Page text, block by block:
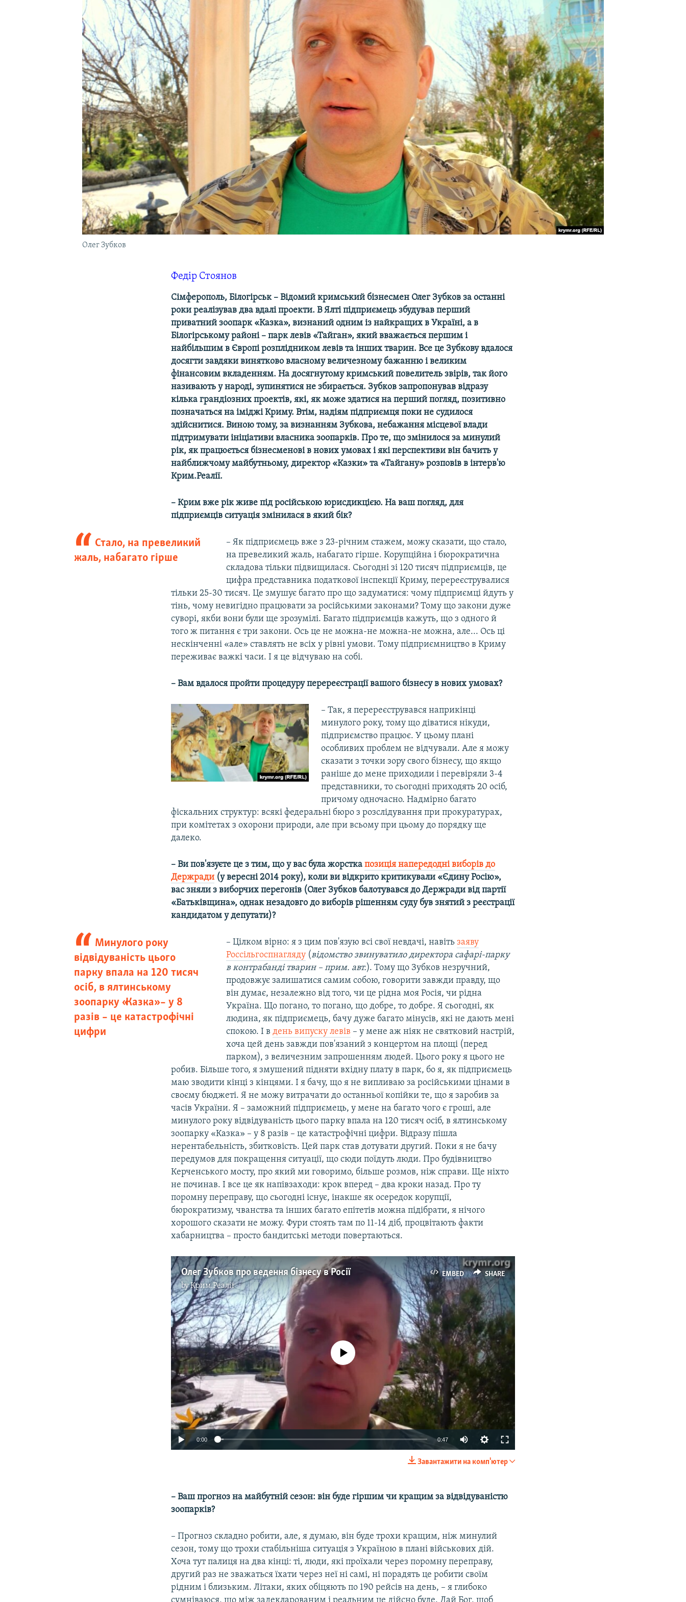
УКРАЇНСЬКА ПРОБЛЕМА КРИМУ
Олег Зубков
Федір Стоянов
Сімферополь, Білогірськ – Відомий кримський бізнесмен Олег Зубков за останні
роки реалізував два вдалі проекти. В Ялті підприємець збудував перший
приватний зоопарк «Казка», визнаний одним із найкращих в Україні, а в
Білогірському районі – парк левів «Тайган», який вважається першим і
найбільшим в Європі розплідником левів та інших тварин. Все це Зубкову вдалося
досягти завдяки винятково власному величезному бажанню і великим
фінансовим вкладенням. На досягнутому кримський повелитель звірів, так його
називають у народі, зупинятися не збирається. Зубков запропонував відразу
кілька грандіозних проектів, які, як може здатися на перший погляд, позитивно
позначаться на іміджі Криму. Втім, надіям підприємця поки не судилося
здійснитися. Виною тому, за визнанням Зубкова, небажання місцевої влади
підтримувати ініціативи власника зоопарків. Про те, що змінилося за минулий
рік, як працюється бізнесменові в нових умовах і які перспективи він бачить у
найближчому майбутньому, директор «Казки» та «Тайгану» розповів в інтерв'ю
Крим.Реалії.
– Крим вже рік живе під російською юрисдикцією. На ваш погляд, для
підприємців ситуація змінилася в який бік?
Стало, на превеликий
жаль, набагато гірше
– Як підприємець вже з 23-річним стажем, можу сказати, що стало,
на превеликий жаль, набагато гірше. Корупційна і бюрократична
складова тільки підвищилася. Сьогодні зі 120 тисяч підприємців, це
цифра представника податкової інспекції Криму, перереєструвалися
тільки 25-30 тисяч. Це змушує багато про що задуматися: чому підприємці йдуть у
тінь, чому невигідно працювати за російськими законами? Тому що закони дуже
суворі, якби вони були ще зрозумілі. Багато підприємців кажуть, що з одного й
того ж питання є три закони. Ось це не можна-не можна-не можна, але... Ось ці
нескінченні «але» ставлять не всіх у рівні умови. Тому підприємництво в Криму
переживає важкі часи. І я це відчуваю на собі.
– Вам вдалося пройти процедуру перереєстрації вашого бізнесу в нових умовах?
– Так, я перереєструвався наприкінці
минулого року, тому що діватися нікуди,
підприємство працює. У цьому плані
особливих проблем не відчували. Але я можу
сказати з точки зору свого бізнесу, що якщо
раніше до мене приходили і перевіряли 3-4
представники, то сьогодні приходять 20 осіб,
причому одночасно. Надмірно багато
фіскальних структур: всякі федеральні бюро з розслідування при прокуратурах,
при комітетах з охорони природи, але при всьому при цьому до порядку ще
далеко.
– Ви пов'язуєте це з тим, що у вас була жорсткапозиція напередодні виборів до
Держради (у вересні 2014 року), коли ви відкрито критикували «Єдину Росію»,
вас зняли з виборчих перегонів (Олег Зубков балотувався до Держради від партії
«Батьківщина», однак незадовго до виборів рішенням суду був знятий з реєстрації
кандидатом у депутати)?
Минулого року
відвідуваність цього
парку впала на 120 тисяч
осіб, в ялтинському
зоопарку «Казка» – у 8
разів – це катастрофічні
цифри
– Цілком вірно: я з цим пов'язую всі свої невдачі, навіть заяву
Россільгоспнагляду(відомство звинуватило директора сафарі-парку
в контрабанді тварин – прим. авт.). Тому що Зубков незручний,
продовжує залишатися самим собою, говорити завжди правду, що
він думає, незалежно від того, чи це рідна моя Росія, чи рідна
Україна. Що погано, то погано, що добре, то добре. Я сьогодні, як
людина, як підприємець, бачу дуже багато мінусів, які не дають мені
спокою. І в день випуску левів – у мене аж ніяк не святковий настрій,
хоча цей день завжди пов'язаний з концертом на площі (перед
парком), з величезним запрошенням людей. Цього року я цього не
робив. Більше того, я змушений підняти вхідну плату в парк, бо я, як підприємець
маю зводити кінці з кінцями. І я бачу, що я не випливаю за російськими цінами в
своєму бюджеті. Я не можу витрачати до останньої копійки те, що я заробив за
часів України. Я – заможний підприємець, у мене на багато чого є гроші, але
минулого року відвідуваність цього парку впала на 120 тисяч осіб, в ялтинському
зоопарку «Казка» – у 8 разів – це катастрофічні цифри. Відразу пішла
нерентабельність, збитковість. Цей парк став дотувати другий. Поки я не бачу
передумов для покращення ситуації, що сюди поїдуть люди. Про будівництво
Керченського мосту, про який ми говоримо, більше розмов, ніж справи. Ще ніхто
не починав. І все це як напівзаходи: крок вперед – два кроки назад. Про ту
поромну переправу, що сьогодні існує, інакше як осередок корупції,
бюрократизму, чванства та інших багато епітетів можна підібрати, я нічого
хорошого сказати не можу. Фури стоять там по 11-14 діб, процвітають факти
хабарництва – просто бандитські методи повертаються.
EMBED SHARE
Олег Зубков про ведення бізнесу в Росії
byКрим.Реалії
No media source currently available
0:00 0:47
Завантажити на комп'ютер
– Ваш прогноз на майбутній сезон: він буде гіршим чи кращим за відвідуваністю
зоопарків?
– Прогноз складно робити, але, я думаю, він буде трохи кращим, ніж минулий
сезон, тому що трохи стабільніша ситуація з Україною в плані військових дій.
Хоча тут палиця на два кінці: ті, люди, які проїхали через поромну переправу,
другий раз не зважаться їхати через неї ні самі, ні порадять це робити своїм
рідним і близьким. Літаки, яких обіцяють по 190 рейсів на день, – я глибоко